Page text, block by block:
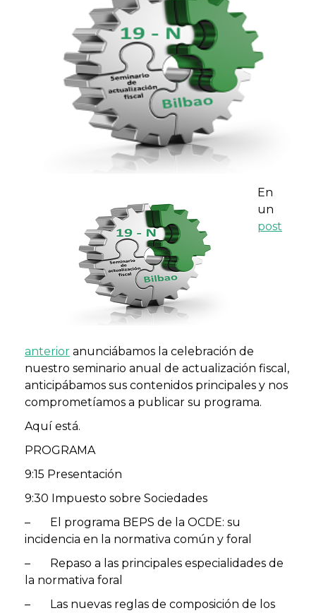
En
un
post
anterior anunciábamos la celebración de
nuestro seminario anual de actualización fiscal,
anticipábamos sus contenidos principales y nos
comprometíamos a publicar su programa.
Aquí está.
PROGRAMA
9:15 Presentación
9:30 Impuesto sobre Sociedades
– El programa BEPS de la OCDE: su
incidencia en la normativa común y foral
– Repaso a las principales especialidades de
la normativa foral
– Las nuevas reglas de composición de los